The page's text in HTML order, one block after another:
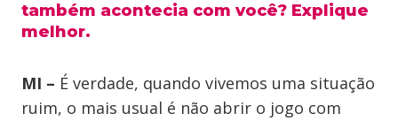
também acontecia com você? Explique
melhor.
MI – É verdade, quando vivemos uma situação
ruim, o mais usual é não abrir o jogo com